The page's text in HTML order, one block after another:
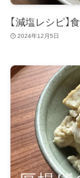
【減塩レシピ
2024年12月5日